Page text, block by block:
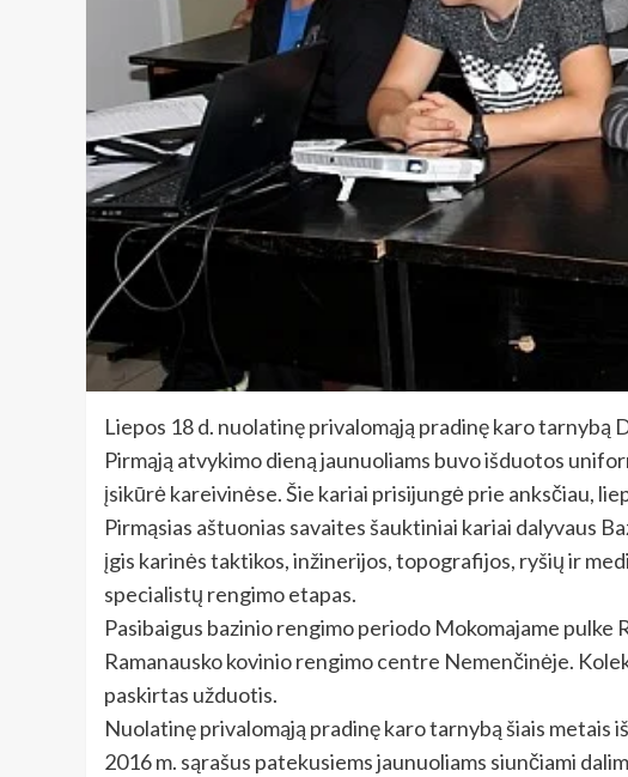
Liepos 18 d. nuolatinę privalomąją pradinę karo tarnybą
Pirmąją atvykimo dieną jaunuoliams buvo išduotos
įsikūrė kareivinėse. Šie kariai prisijungė prie anksčiau,
Pirmąsias aštuonias savaites šauktiniai kariai dalyvaus
įgis karinės taktikos, inžinerijos, topografijos, ryšių ir
specialistų rengimo etapas.
Pasibaigus bazinio rengimo periodo Mokomajame
Ramanausko kovinio rengimo centre Nemenčinėje.
paskirtas užduotis.
Nuolatinę privalomąją pradinę karo tarnybą šiais metais
2016 m. sąrašus patekusiems jaunuoliams siunčiami